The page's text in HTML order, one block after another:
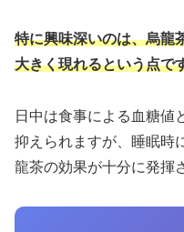
特に興味深いのは、烏龍
大きく現れるという点で
日中は食事による血糖値
抑えられますが、睡眠時
龍茶の効果が十分に発揮